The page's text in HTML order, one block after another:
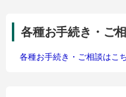
各種お手続き・ご
各種お手続き・ご相談はこ